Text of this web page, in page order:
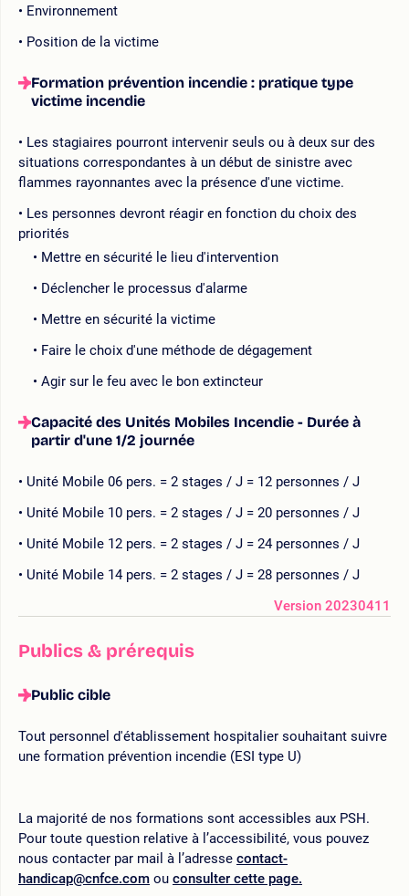
Environnement
Position de la victime
Formation prévention incendie : pratique type
victime incendie
Les stagiaires pourront intervenir seuls ou à deux sur des
situations correspondantes à un début de sinistre avec
flammes rayonnantes avec la présence d'une victime.
Les personnes devront réagir en fonction du choix des
priorités
Mettre en sécurité le lieu d'intervention
Déclencher le processus d'alarme
Mettre en sécurité la victime
Faire le choix d'une méthode de dégagement
Agir sur le feu avec le bon extincteur
Capacité des Unités Mobiles Incendie - Durée à
partir d'une 1/2 journée
Unité Mobile 06 pers. = 2 stages / J = 12 personnes / J
Unité Mobile 10 pers. = 2 stages / J = 20 personnes / J
Unité Mobile 12 pers. = 2 stages / J = 24 personnes / J
Unité Mobile 14 pers. = 2 stages / J = 28 personnes / J
Version 20230411
Publics & prérequis
Public cible
Tout personnel d'établissement hospitalier souhaitant suivre
une formation prévention incendie (ESI type U)
La majorité de nos formations sont accessibles aux PSH.
Pour toute question relative à l’accessibilité, vous pouvez
nous contacter par mail à l’adresse contact-
handicap@cnfce.com ou consulter cette page.